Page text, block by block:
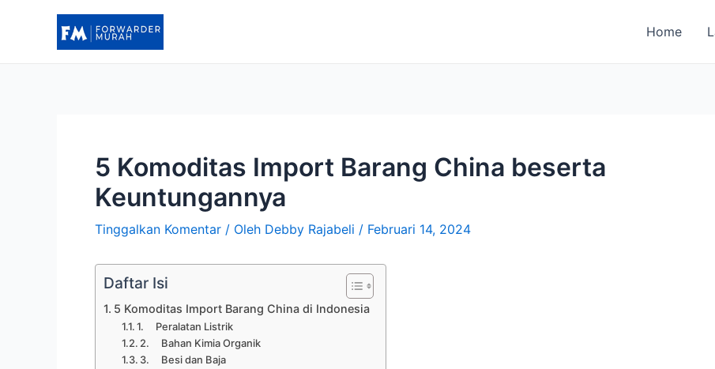
Home
5 Komoditas Import Barang China beserta
Keuntungannya
Tinggalkan Komentar / Oleh Debby Rajabeli / Februari 14, 2024
Daftar Isi
5 Komoditas Import Barang China di Indonesia
1. Peralatan Listrik
2. Bahan Kimia Organik
3. Besi dan Baja